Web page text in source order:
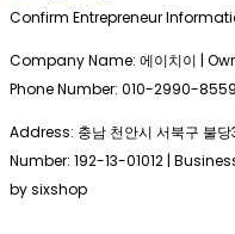
Confirm Entrepreneur
Company Name: 에이치이 |
Phone Number: 010-2990-
Address: 충남 천안시 서북구 불
Number: 192-13-01012 |
by sixshop